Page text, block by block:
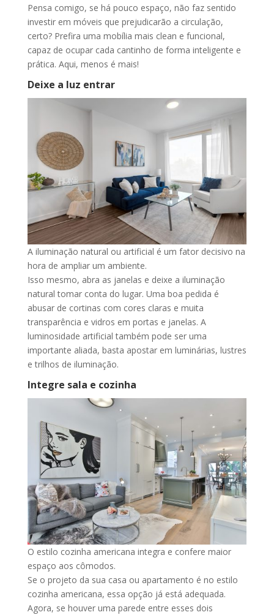
Pensa comigo, se há pouco espaço, não faz sentido
investir em móveis que prejudicarão a circulação,
certo? Prefira uma mobília mais clean e funcional,
capaz de ocupar cada cantinho de forma inteligente e
prática. Aqui, menos é mais!
Deixe a luz entrar
A iluminação natural ou artificial é um fator decisivo na
hora de ampliar um ambiente.
Isso mesmo, abra as janelas e deixe a iluminação
natural tomar conta do lugar. Uma boa pedida é
abusar de cortinas com cores claras e muita
transparência e vidros em portas e janelas. A
luminosidade artificial também pode ser uma
importante aliada, basta apostar em luminárias, lustres
e trilhos de iluminação.
Integre sala e cozinha
O estilo cozinha americana integra e confere maior
espaço aos cômodos.
Se o projeto da sua casa ou apartamento é no estilo
cozinha americana, essa opção já está adequada.
Agora, se houver uma parede entre esses dois